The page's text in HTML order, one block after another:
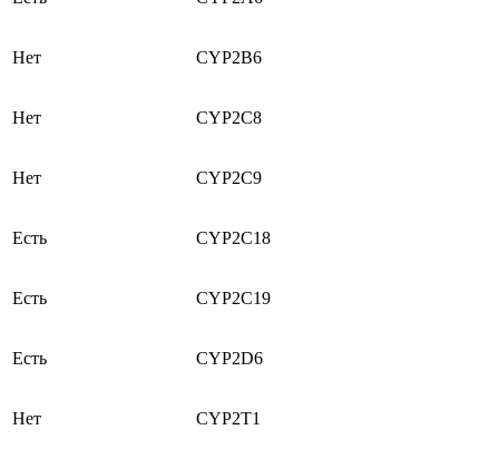
Нет CYP2B6
Нет CYP2C8
Нет CYP2C9
Есть CYP2C18
Есть CYP2C19
Есть CYP2D6
Нет CYP2T1